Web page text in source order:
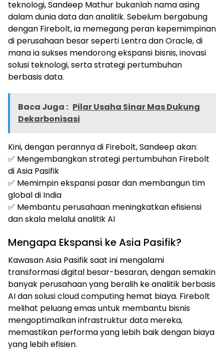
teknologi, Sandeep Mathur bukanlah nama asing
dalam dunia data dan analitik. Sebelum bergabung
dengan Firebolt, ia memegang peran kepemimpinan
di perusahaan besar seperti Lentra dan Oracle, di
mana ia sukses mendorong ekspansi bisnis, inovasi
solusi teknologi, serta strategi pertumbuhan
berbasis data.
Baca Juga : Pilar Usaha Sinar Mas Dukung
Dekarbonisasi
Kini, dengan perannya di Firebolt, Sandeep akan:
✅ Mengembangkan strategi pertumbuhan Firebolt
di Asia Pasifik
✅ Memimpin ekspansi pasar dan membangun tim
global di India
✅ Membantu perusahaan meningkatkan efisiensi
dan skala melalui analitik AI
Mengapa Ekspansi ke Asia Pasifik?
Kawasan Asia Pasifik saat ini mengalami
transformasi digital besar-besaran, dengan semakin
banyak perusahaan yang beralih ke analitik berbasis
AI dan solusi cloud computing hemat biaya. Firebolt
melihat peluang emas untuk membantu bisnis
mengoptimalkan infrastruktur data mereka,
memastikan performa yang lebih baik dengan biaya
yang lebih efisien.